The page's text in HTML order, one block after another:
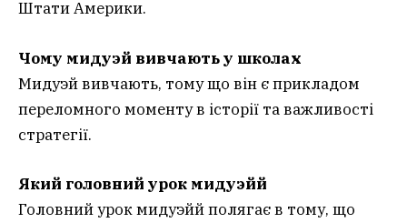
Штати Америки.
Чому мидуэй вивчають у школах
Мидуэй вивчають, тому що він є прикладом
переломного моменту в історії та важливості
стратегії.
Який головний урок мидуэйй
Головний урок мидуэйй полягає в тому, що